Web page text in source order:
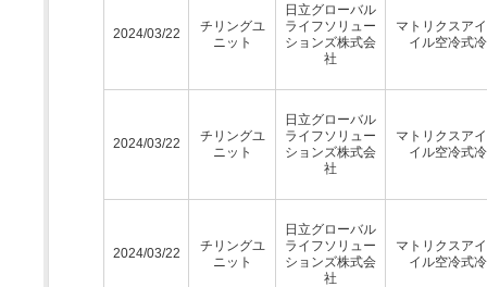
2024/03/22
チリングユ
ニット
日立グローバル
ライフソリュー
ションズ株式会
社
マトリクスア
イル空冷式
2024/03/22
チリングユ
ニット
日立グローバル
ライフソリュー
ションズ株式会
社
マトリクスア
イル空冷式
2024/03/22
チリングユ
ニット
日立グローバル
ライフソリュー
ションズ株式会
社
マトリクスア
イル空冷式